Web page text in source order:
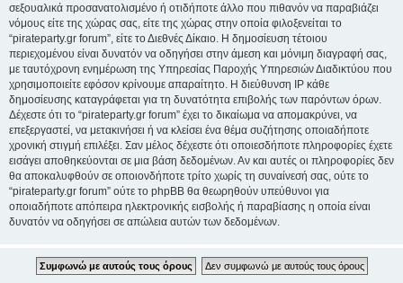
σεξουαλικά προσανατολισμένο ή οτιδήποτε άλλο που πιθανόν να παραβιάζει
νόμους είτε της χώρας σας, είτε της χώρας στην οποία φιλοξενείται το
“pirateparty.gr forum”, είτε το Διεθνές Δίκαιο. Η δημοσίευση τέτοιου
περιεχομένου είναι δυνατόν να οδηγήσει στην άμεση και μόνιμη διαγραφή σας,
με ταυτόχρονη ενημέρωση της Υπηρεσίας Παροχής Υπηρεσιών Διαδικτύου που
χρησιμοποιείτε εφόσον κρίνουμε απαραίτητο. Η διεύθυνση IP κάθε
δημοσίευσης καταγράφεται για τη δυνατότητα επιβολής των παρόντων όρων.
Δέχεστε ότι το “pirateparty.gr forum” έχει το δικαίωμα να απομακρύνει, να
επεξεργαστεί, να μετακινήσει ή να κλείσει ένα θέμα συζήτησης οποιαδήποτε
χρονική στιγμή επιλέξει. Σαν μέλος δέχεστε ότι οποιεσδήποτε πληροφορίες έχετε
εισάγει αποθηκεύονται σε μια βάση δεδομένων. Αν και αυτές οι πληροφορίες δεν
θα αποκαλυφθούν σε οποιονδήποτε τρίτο χωρίς τη συναίνεσή σας, ούτε το
“pirateparty.gr forum” ούτε το phpBB θα θεωρηθούν υπεύθυνοι για
οποιαδήποτε απόπειρα ηλεκτρονικής εισβολής ή παραβίασης η οποία είναι
δυνατόν να οδηγήσει σε απώλεια αυτών των δεδομένων.